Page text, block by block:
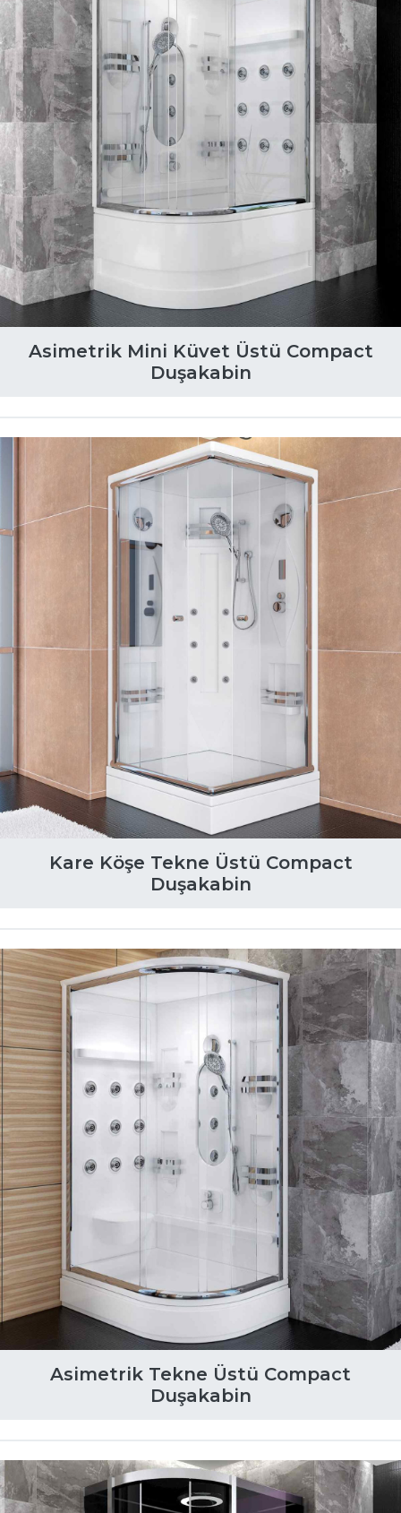
Asimetrik Mini Küvet Üstü Compact
Duşakabin
Kare Köşe Tekne Üstü Compact
Duşakabin
Asimetrik Tekne Üstü Compact
Duşakabin